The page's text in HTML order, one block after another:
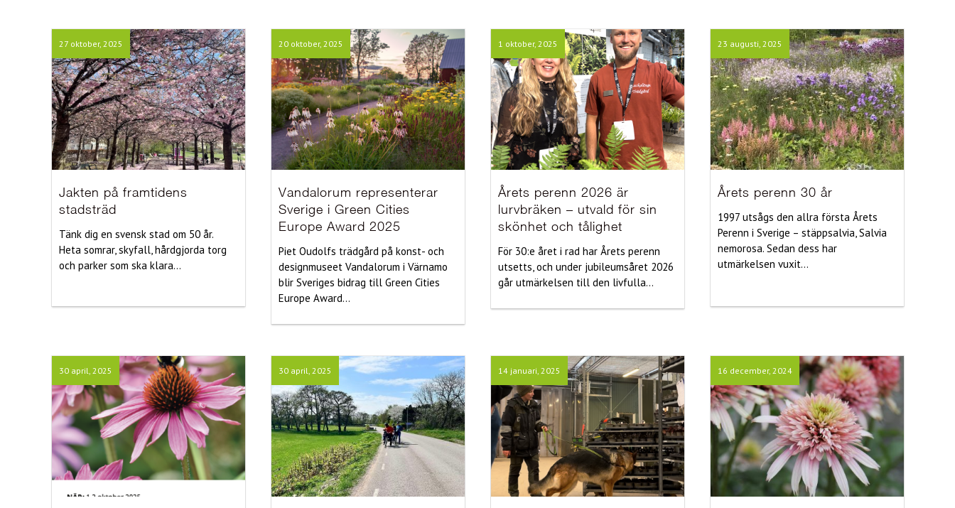
27 oktober, 2025
Jakten på framtidens
stadsträd
Tänk dig en svensk stad om 50 år.
Heta somrar, skyfall, hårdgjorda torg
och parker som ska klara...
20 oktober, 2025
Vandalorum representerar
Sverige i Green Cities
Europe Award 2025
Piet Oudolfs trädgård på konst- och
designmuseet Vandalorum i Värnamo
blir Sveriges bidrag till Green Cities
Europe Award...
1 oktober, 2025
Årets perenn 2026 är
lurvbräken – utvald för sin
skönhet och tålighet
För 30:e året i rad har Årets perenn
utsetts, och under jubileumsåret 2026
går utmärkelsen till den livfulla...
23 augusti, 2025
Årets perenn 30 år
1997 utsågs den allra första Årets
Perenn i Sverige – stäppsalvia, Salvia
nemorosa. Sedan dess har
utmärkelsen vuxit...
30 april, 2025 30 april, 2025 14 januari, 2025 16 december, 2024